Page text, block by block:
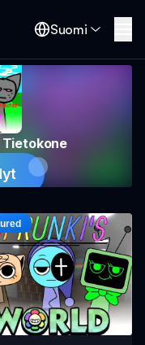
Suomi
Tietokone